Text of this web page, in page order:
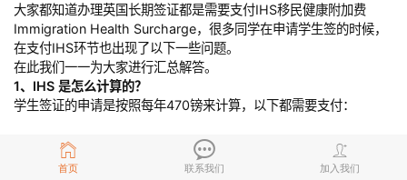
首页 联系我们 加入我们
大家都知道办理英国长期签证都是需要支付IHS移民健康附加费
Immigration Health Surcharge，很多同学在申请学生签的时候，
在支付IHS环节也出现了以下一些问题。
在此我们一一为大家进行汇总解答。
1、IHS 是怎么计算的？
学生签证的申请是按照每年470镑来计算，以下都需要支付：
课程超过6个月的境外申请人；